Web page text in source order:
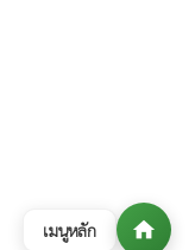
เมนูหลัก home